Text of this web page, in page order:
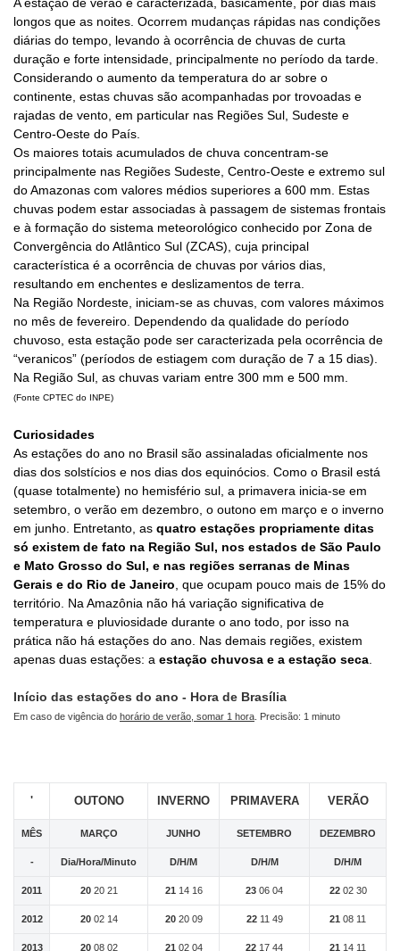
longos que as noites. Ocorrem mudanças rápidas nas condições
diárias do tempo, levando à ocorrência de chuvas de curta
duração e forte intensidade, principalmente no período da tarde.
Considerando o aumento da temperatura do ar sobre o
continente, estas chuvas são acompanhadas por trovoadas e
rajadas de vento, em particular nas Regiões Sul, Sudeste e
Centro-Oeste do País.
Os maiores totais acumulados de chuva concentram-se
principalmente nas Regiões Sudeste, Centro-Oeste e extremo sul
do Amazonas com valores médios superiores a 600 mm. Estas
chuvas podem estar associadas à passagem de sistemas frontais
e à formação do sistema meteorológico conhecido por Zona de
Convergência do Atlântico Sul (ZCAS), cuja principal
característica é a ocorrência de chuvas por vários dias,
resultando em enchentes e deslizamentos de terra.
Na Região Nordeste, iniciam-se as chuvas, com valores máximos
no mês de fevereiro. Dependendo da qualidade do período
chuvoso, esta estação pode ser caracterizada pela ocorrência de
“veranicos” (períodos de estiagem com duração de 7 a 15 dias).
Na Região Sul, as chuvas variam entre 300 mm e 500 mm.
(Fonte CPTEC do INPE)
Curiosidades
As estações do ano no Brasil são assinaladas oficialmente nos
dias dos solstícios e nos dias dos equinócios. Como o Brasil está
(quase totalmente) no hemisfério sul, a primavera inicia-se em
setembro, o verão em dezembro, o outono em março e o inverno
em junho. Entretanto, as quatro estações propriamente ditas
só existem de fato na Região Sul, nos estados de São Paulo
e Mato Grosso do Sul, e nas regiões serranas de Minas
Gerais e do Rio de Janeiro , que ocupam pouco mais de 15% do
território. Na Amazônia não há variação significativa de
temperatura e pluviosidade durante o ano todo, por isso na
prática não há estações do ano. Nas demais regiões, existem
apenas duas estações: a estação chuvosa e a estação seca
Início das estações do ano - Hora de Brasília
Em caso de vigência do horário de verão, somar 1 hora . Precisão: 1 minuto
' OUTONO INVERNO PRIMAVERA VERÃO
MÊS MARÇO JUNHO SETEMBRO DEZEMBRO
- Dia/Hora/Minuto D/H/M D/H/M D/H/M
2011 2020 21 21 14 16 23 06 04 22 02 30
2012 2002 14 2020 09 2211 49 21 08 11
2013 2008 02 21 02 04 22 17 44 21 14 11